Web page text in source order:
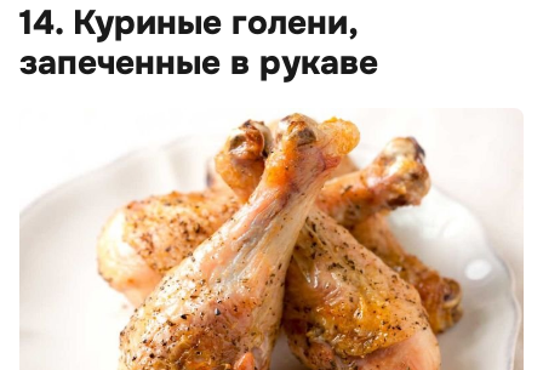
14. Куриные голени,
запеченные в рукаве